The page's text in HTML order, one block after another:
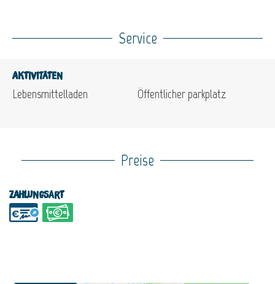
Service
Aktivitäten
Lebensmittelladen Öffentlicher parkplatz
Preise
Zahlungsart